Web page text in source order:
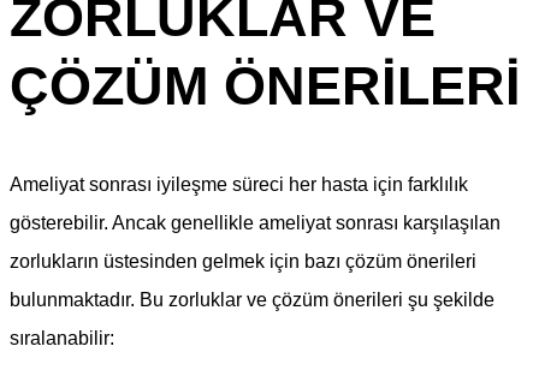
ZORLUKLAR VE
ÇÖZÜM ÖNERILERI
Ameliyat sonrası iyileşme süreci her hasta için farklılık
gösterebilir. Ancak genellikle ameliyat sonrası karşılaşılan
zorlukların üstesinden gelmek için bazı çözüm önerileri
bulunmaktadır. Bu zorluklar ve çözüm önerileri şu şekilde
sıralanabilir: